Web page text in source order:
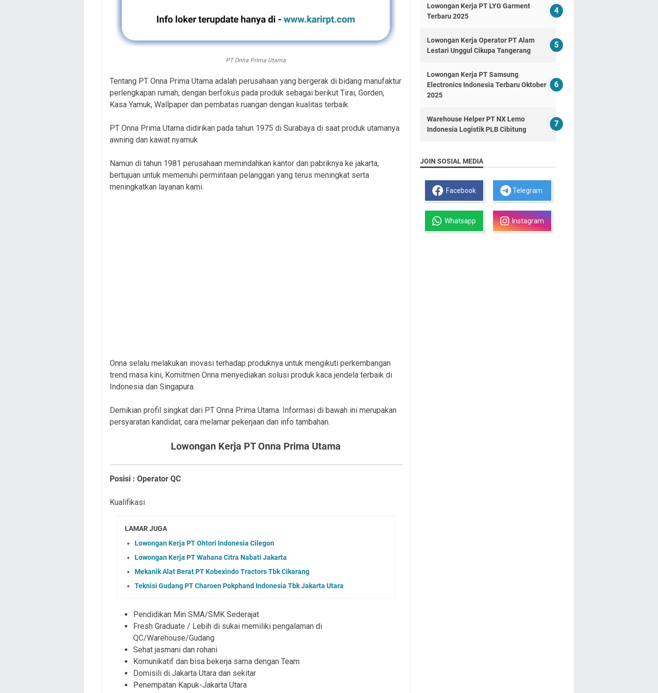
PT Onna Prima Utama
Tentang PT Onna Prima Utama adalah perusahaan yang bergerak di bidang manufaktur
perlengkapan rumah, dengan berfokus pada produk sebagai berikut Tirai, Gorden,
Kasa Yamuk, Wallpaper dan pembatas ruangan dengan kualitas terbaik.
PT Onna Prima Utama didirikan pada tahun 1975 di Surabaya di saat produk utamanya
awning dan kawat nyamuk
Namun di tahun 1981 perusahaan memindahkan kantor dan pabriknya ke jakarta,
bertujuan untuk memenuhi permintaan pelanggan yang terus meningkat serta
meningkatkan layanan kami.
Onna selalu melakukan inovasi terhadap produknya untuk mengikuti perkembangan
trend masa kini, Komitmen Onna menyediakan solusi produk kaca jendela terbaik di
Indonesia dan Singapura.
Demikian profil singkat dari PT Onna Prima Utama. Informasi di bawah ini merupakan
persyaratan kandidat, cara melamar pekerjaan dan info tambahan.
Lowongan Kerja PT Onna Prima Utama
Posisi : Operator QC
Kualifikasi
LAMAR JUGA
Lowongan Kerja PT Ohtori Indonesia Cilegon
Lowongan Kerja PT Wahana Citra Nabati Jakarta
Mekanik Alat Berat PT Kobexindo Tractors Tbk Cikarang
Teknisi Gudang PT Charoen Pokphand Indonesia Tbk Jakarta Utara
Pendidikan Min SMA/SMK Sederajat
Fresh Graduate / Lebih di sukai memiliki pengalaman di
QC/Warehouse/Gudang
Sehat jasmani dan rohani
Komunikatif dan bisa bekerja sama dengan Team
Domisili di Jakarta Utara dan sekitar
Penempatan Kapuk-Jakarta Utara
Lowongan Kerja PT LYG Garment
Terbaru 2025
Lowongan Kerja Operator PT Alam
Lestari Unggul Cikupa Tangerang
Lowongan Kerja PT Samsung
Electronics Indonesia Terbaru Oktober
2025
Warehouse Helper PT NX Lemo
Indonesia Logistik PLB Cibitung
JOIN SOSIAL MEDIA
Facebook Telegram
Whatsapp Instagram